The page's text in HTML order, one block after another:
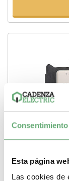
Consentimiento
Esta página
Las cookies de